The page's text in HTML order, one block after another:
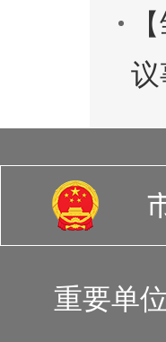
议
重要单